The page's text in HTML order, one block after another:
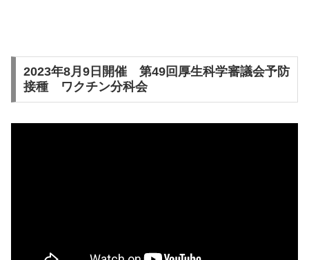
2023年8月9日開催 第49回厚生科学審議会予防
接種 ワクチン分科会